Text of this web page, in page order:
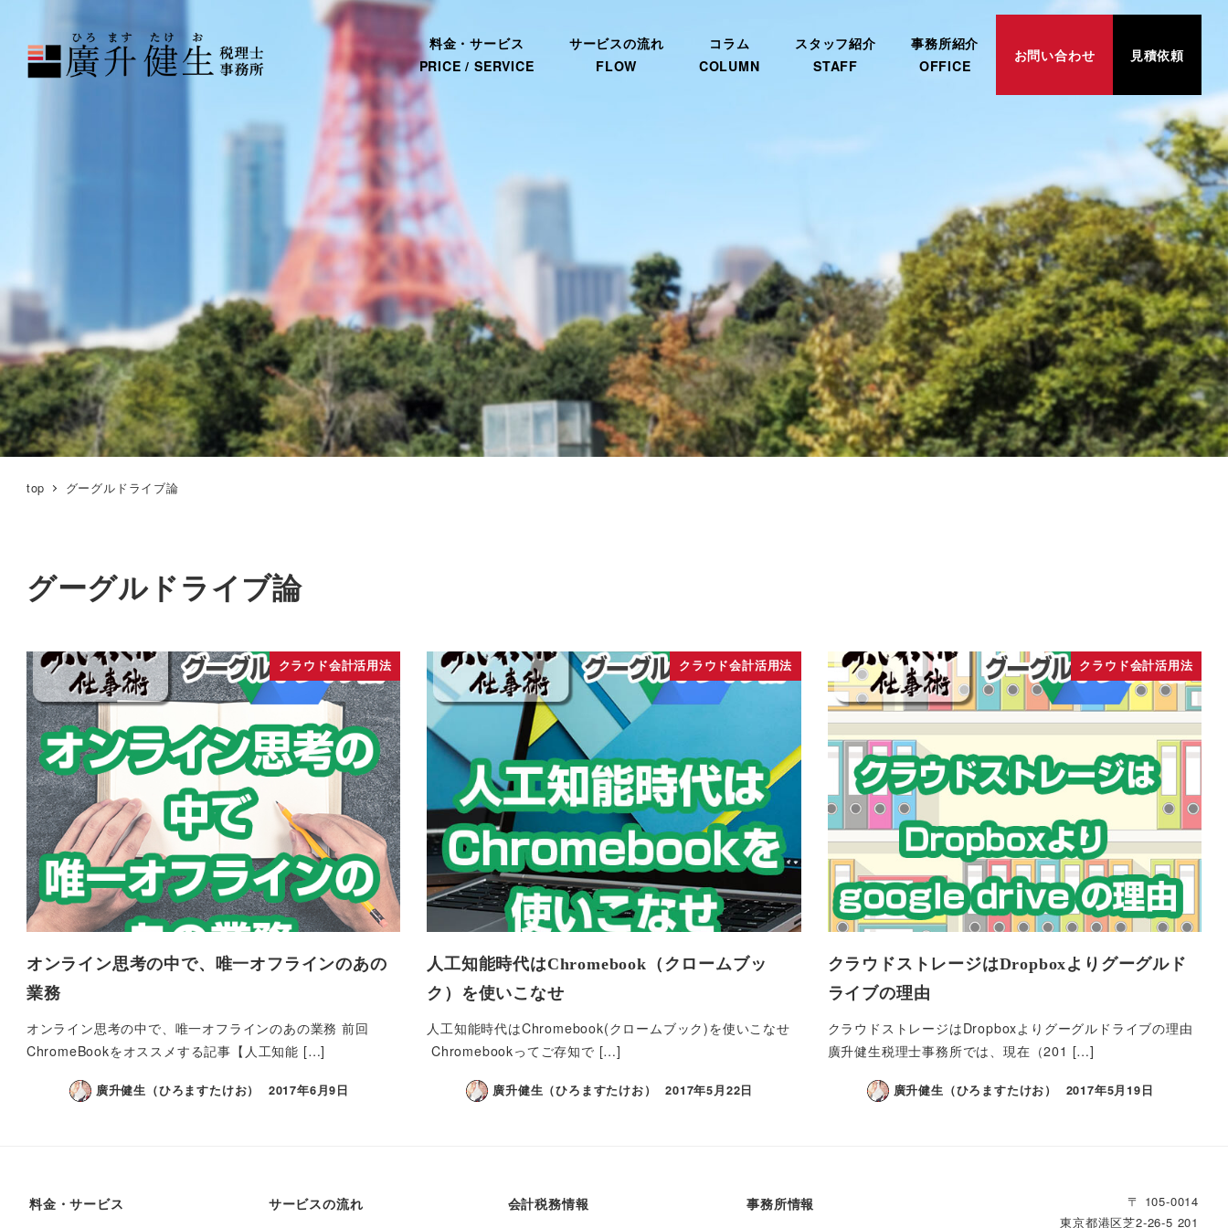
料金・サービス
PRICE / SERVICE
サービスの流れ
FLOW
コラム
COLUMN
スタッフ紹介
STAFF
事務所紹介
OFFICE
お問い合わせ 見積依頼
top グーグルドライブ論
グーグルドライブ論
クラウド会計活用法
オンライン思考の中で、唯一オフラインのあの
業務
オンライン思考の中で、唯一オフラインのあの業務 前回
ChromeBookをオススメする記事【人工知能 […]
廣升健生（ひろますたけお） 2017年6月9日
クラウド会計活用法
人工知能時代はChromebook（クロームブッ
ク）を使いこなせ
人工知能時代はChromebook(クロームブック)を使いこなせ
Chromebookってご存知で […]
廣升健生（ひろますたけお） 2017年5月22日
クラウド会計活用法
クラウドストレージはDropboxよりグーグルド
ライブの理由
クラウドストレージはDropboxよりグーグルドライブの理由
廣升健生税理士事務所では、現在（201 […]
廣升健生（ひろますたけお） 2017年5月19日
料金・サービス サービスの流れ 会計税務情報 事務所情報
〒 105-0014
東京都港区芝2‐26‐5 201